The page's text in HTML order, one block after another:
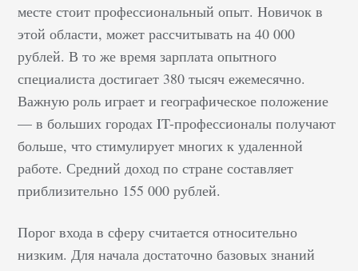
месте стоит профессиональный опыт. Новичок в
этой области, может рассчитывать на 40 000
рублей. В то же время зарплата опытного
специалиста достигает 380 тысяч ежемесячно.
Важную роль играет и географическое положение
— в больших городах IT-профессионалы получают
больше, что стимулирует многих к удаленной
работе. Средний доход по стране составляет
приблизительно 155 000 рублей.
Порог входа в сферу считается относительно
низким. Для начала достаточно базовых знаний